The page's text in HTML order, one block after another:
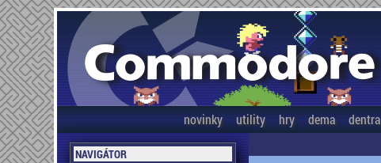
novinky utility hry dema dentra
NAVIGÁTOR